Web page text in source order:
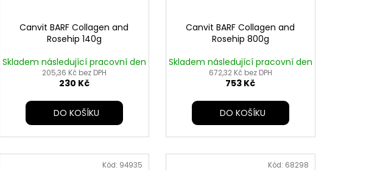
Canvit BARF Collagen and
Rosehip 140g
Skladem následující pracovní den
205,36 Kč bez DPH
230 Kč
DO KOŠÍKU
Canvit BARF Collagen and
Rosehip 800g
Skladem následující pracovní den
672,32 Kč bez DPH
753 Kč
DO KOŠÍKU
Kód: 94935 Kód: 68298